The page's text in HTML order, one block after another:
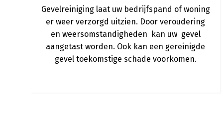
Gevelreiniging laat uw bedrijfspand of woning
er weer verzorgd uitzien. Door veroudering
en weersomstandigheden kan uw gevel
aangetast worden. Ook kan een gereinigde
gevel toekomstige schade voorkomen.